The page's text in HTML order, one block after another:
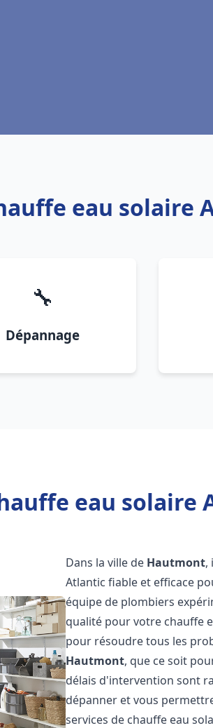
eau solaire
🔧
Dépannage
eau
Dans la ville de Hautmont,
Atlantic fiable et efficace
équipe de plombiers
qualité pour votre chauffe
pour résoudre tous les
Hautmont, que ce soit
délais d'intervention sont
dépanner et vous
services de chauffe eau